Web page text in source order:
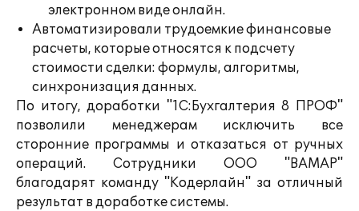
электронном виде онлайн.
Автоматизировали трудоемкие финансовые
расчеты, которые относятся к подсчету
стоимости сделки: формулы, алгоритмы,
синхронизация данных.
По итогу, доработки "1С:Бухгалтерия 8 ПРОФ"
позволили менеджерам исключить все
сторонние программы и отказаться от ручных
операций. Сотрудники ООО "ВАМАР"
благодарят команду "Кодерлайн" за отличный
результат в доработке системы.